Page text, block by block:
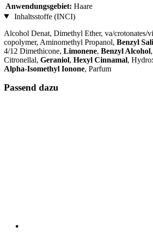
Anwendungsgebiet: Haare
Inhaltsstoffe (INCI)
Alcohol Denat, Dimethyl Ether, va/crotonates/
copolymer, Aminomethyl Propanol, Benzyl
4/12 Dimethicone, Limonene, Benzyl Alcohol,
Citronellal, Geraniol, Hexyl Cinnamal,
Alpha-Isomethyl Ionone, Parfum
Passend dazu